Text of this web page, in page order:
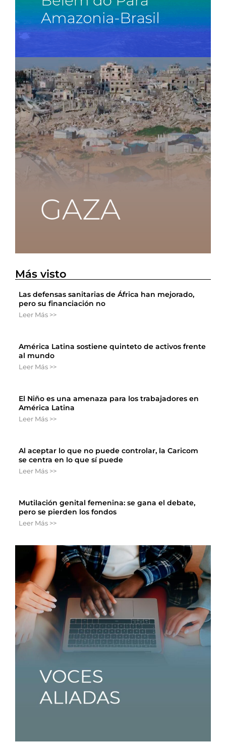
Más visto
Las defensas sanitarias de África han mejorado,
pero su financiación no
Leer Más >>
América Latina sostiene quinteto de activos frente
al mundo
Leer Más >>
El Niño es una amenaza para los trabajadores en
América Latina
Leer Más >>
Al aceptar lo que no puede controlar, la Caricom
se centra en lo que sí puede
Leer Más >>
Mutilación genital femenina: se gana el debate,
pero se pierden los fondos
Leer Más >>